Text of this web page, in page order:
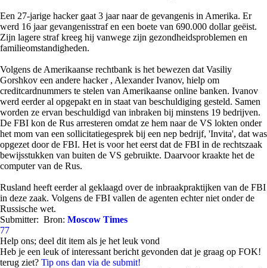
Een 27-jarige hacker gaat 3 jaar naar de gevangenis in Amerika. Er
werd 16 jaar gevangenisstraf en een boete van 690.000 dollar geëist.
Zijn lagere straf kreeg hij vanwege zijn gezondheidsproblemen en
familieomstandigheden.
Volgens de Amerikaanse rechtbank is het bewezen dat Vasiliy
Gorshkov een andere hacker , Alexander Ivanov, hielp om
creditcardnummers te stelen van Amerikaanse online banken. Ivanov
werd eerder al opgepakt en in staat van beschuldiging gesteld. Samen
worden ze ervan beschuldigd van inbraken bij minstens 19 bedrijven.
De FBI kon de Rus arresteren omdat ze hem naar de VS lokten onder
het mom van een sollicitatiegesprek bij een nep bedrijf, 'Invita', dat was
opgezet door de FBI. Het is voor het eerst dat de FBI in de rechtszaak
bewijsstukken van buiten de VS gebruikte. Daarvoor kraakte het de
computer van de Rus.
Rusland heeft eerder al geklaagd over de inbraakpraktijken van de FBI
in deze zaak. Volgens de FBI vallen de agenten echter niet onder de
Russische wet.
Submitter: Bron: Moscow Times
77
Help ons; deel dit item als je het leuk vond
Heb je een leuk of interessant bericht gevonden dat je graag op FOK!
terug ziet? Tip ons dan via de submit!